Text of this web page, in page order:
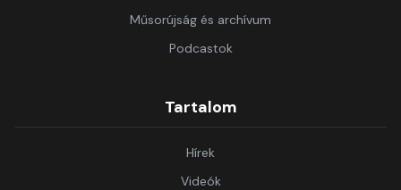
Műsorújság és archívum
Podcastok
Tartalom
Hírek
Videók